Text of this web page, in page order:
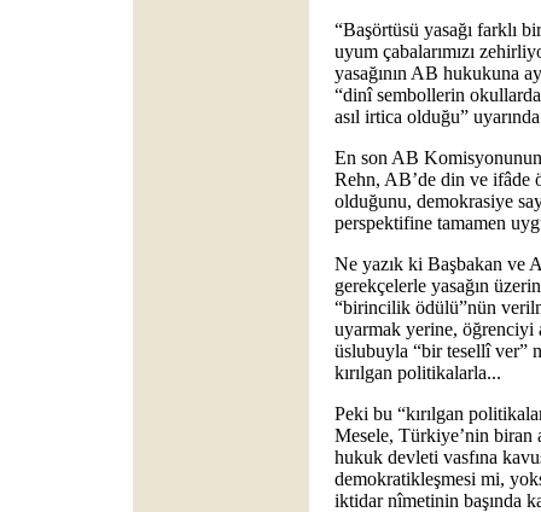
“Başörtüsü yasağı farklı
uyum çabalarımızı
yasağının AB hukukuna
“dinî sembollerin
asıl irtica olduğu”
En son AB
Rehn, AB’de din ve ifâde
olduğunu, demokrasiye
perspektifine tamamen
Ne yazık ki Başbakan ve
gerekçelerle yasağın
“birincilik ödülü”nün
uyarmak yerine, öğrenciyi
üslubuyla “bir tesellî ver”
kırılgan politikalarla...
Peki bu “kırılgan
Mesele, Türkiye’nin biran
hukuk devleti vasfına
demokratikleşmesi mi,
iktidar nîmetinin başında